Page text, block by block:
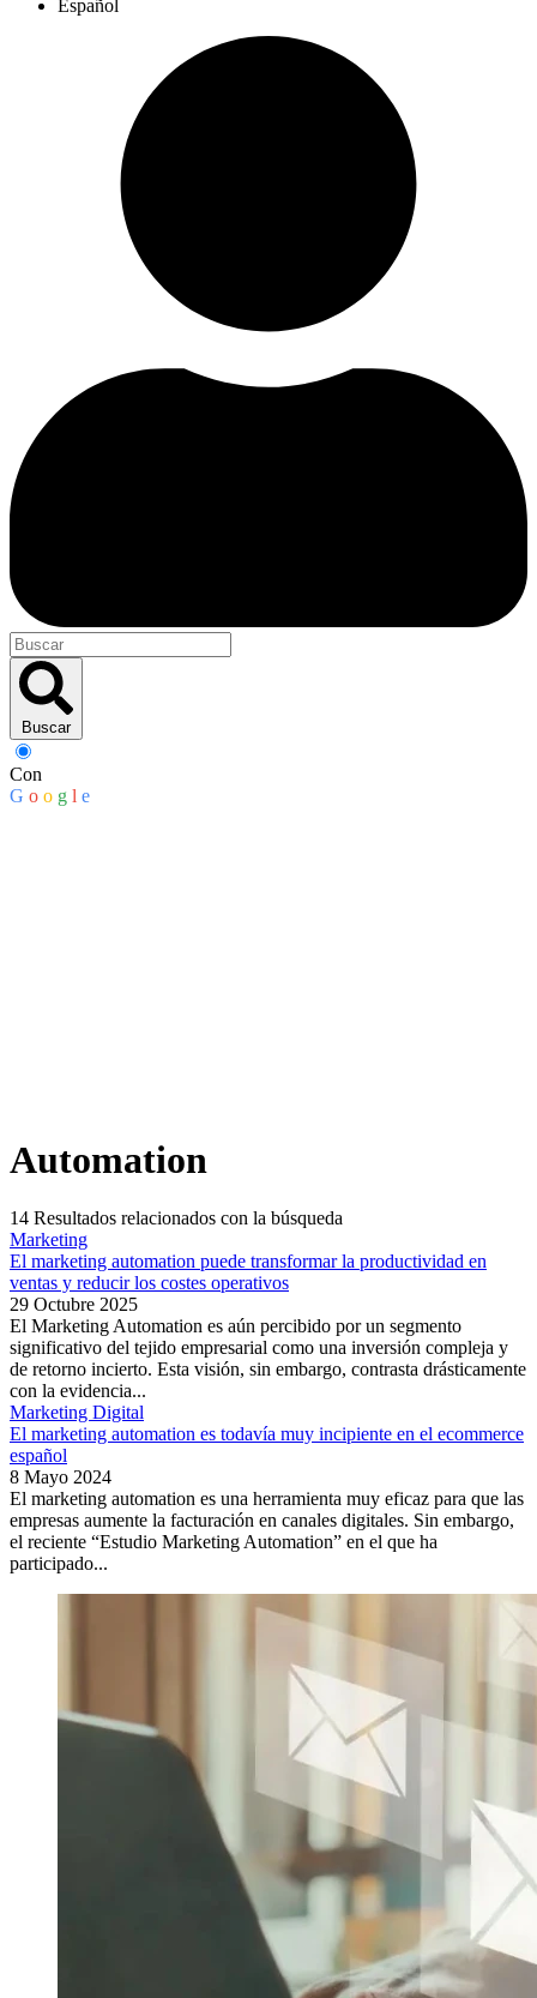
Español
Buscar
Con
G o o g l e
Automation
14 Resultados relacionados con la búsqueda
Marketing
El marketing automation puede transformar la productividad en
ventas y reducir los costes operativos
29 Octubre 2025
El Marketing Automation es aún percibido por un segmento
significativo del tejido empresarial como una inversión compleja y
de retorno incierto. Esta visión, sin embargo, contrasta drásticamente
con la evidencia...
Marketing Digital
El marketing automation es todavía muy incipiente en el ecommerce
español
8 Mayo 2024
El marketing automation es una herramienta muy eficaz para que las
empresas aumente la facturación en canales digitales. Sin embargo,
el reciente “Estudio Marketing Automation” en el que ha
participado...